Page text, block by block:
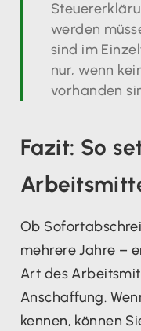
werden
sind im
nur, wenn
vorhanden
Fazit: So
Ob
mehrere Jahre –
Art des
Anschaffung.
kennen, können